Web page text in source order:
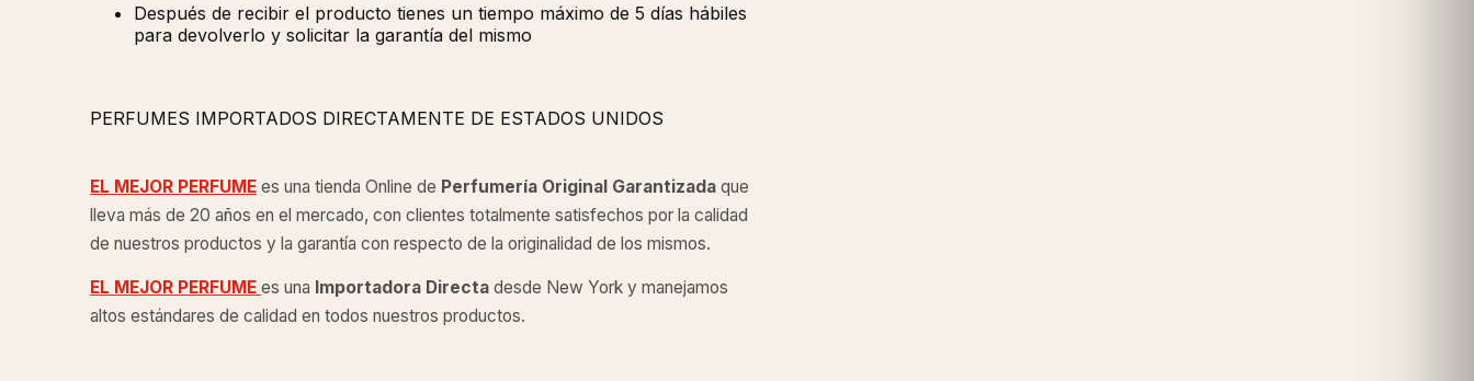
Después de recibir el producto tienes un tiempo máximo de 5 días hábiles
para devolverlo y solicitar la garantía del mismo
PERFUMES IMPORTADOS DIRECTAMENTE DE ESTADOS UNIDOS
EL MEJOR PERFUME es una tienda Online de Perfumería Original Garantizada que
lleva más de 20 años en el mercado, con clientes totalmente satisfechos por la calidad
de nuestros productos y la garantía con respecto de la originalidad de los mismos.
EL MEJOR PERFUME es una Importadora Directa desde New York y manejamos
altos estándares de calidad en todos nuestros productos.